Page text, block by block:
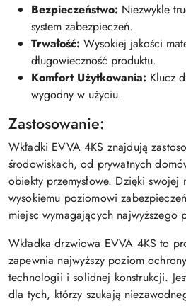
Bezpieczeństwo: Niezwykle
system zabezpieczeń.
Trwałość: Wysokiej jakości
długowieczność produktu.
Komfort Użytkowania: Klucz
wygodny w użyciu.
Zastosowanie:
Wkładki EVVA 4KS znajdują
środowiskach, od prywatnych
obiekty przemysłowe. Dzięki swojej
wysokiemu poziomowi
miejsc wymagających najwyższego
Wkładka drzwiowa EVVA 4KS to
zapewnia najwyższy poziom
technologii i solidnej konstrukcji.
dla tych, którzy szukają